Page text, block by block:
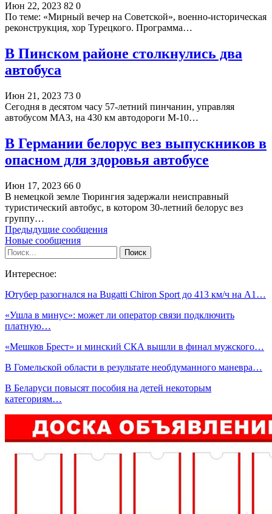
Июн 22, 2023 82 0
По теме: «Мирный вечер на Советской», военно-историческая
реконструкция, хор Турецкого. Программа…
В Пинском районе столкнулись два
автобуса
Июн 21, 2023 73 0
Сегодня в десятом часу 57-летний пинчанин, управляя
автобусом МАЗ, нa 430 км автодороги М-10…
В Германии белорус вез выпускников в
опасном для здоровья автобусе
Июн 17, 2023 66 0
В немецкой земле Тюрингия задержали неисправный
туристический автобус, в котором 30-летний белорус вез
группу…
Предыдущие сообщения
Новые сообщения
Интересное:
Ютубер разогнался на Bugatti Chiron Sport до 413 км/ч на А1…
«Ушла в минус»: может ли оператор связи подключить
платную…
«Мешков Брест» и минский СКА вышли в финал мужского…
В Гомельской области в результате необдуманного маневра…
В Беларуси повысят пособия на детей некоторым
категориям…